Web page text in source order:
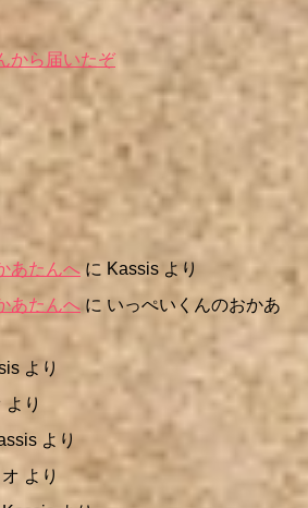
から届いたぞ
あたんへに Kassis より
あたんへに いっぺいくんのおかあ
より
より
より
より